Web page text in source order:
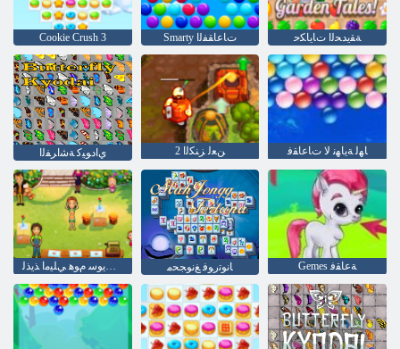
Cookie Crush 3 Smarty ﺕﺎﻋﺎﻘﻔﻟﺍ ﺔﻘﻳﺪﺤﻟﺍ ﺕﺎﻳﺎﻜﺣ
ﻱﺍﺩﻮﻴﻛ ﺔﺷﺍﺮﻔﻟﺍ 2 ﻦﻌﻟ ﺰﻨﻜﻟﺍ ﺎﻬﻟ ﺔﻳﺎﻬﻧ ﻻ ﺕﺎﻋﺎﻘﻓ
ﻡﻮﻫ ﺖﻳﻮﺳ ﻡﻮﻫ ﻲﻠﻴﻣﺍ ﺬﻳﺬﻟ ﺎﻧﻮﺗﺭﻮﻓ ﻎﻧﻮﺠﺤﻣ Gemes ﺔﻋﺎﻘﻓ